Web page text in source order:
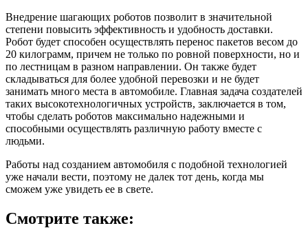
Внедрение шагающих роботов позволит в значительной
степени повысить эффективность и удобность доставки.
Робот будет способен осуществлять перенос пакетов весом до
20 килограмм, причем не только по ровной поверхности, но и
по лестницам в разном направлении. Он также будет
складываться для более удобной перевозки и не будет
занимать много места в автомобиле. Главная задача создателей
таких высокотехнологичных устройств, заключается в том,
чтобы сделать роботов максимально надежными и
способными осуществлять различную работу вместе с
людьми.
Работы над созданием автомобиля с подобной технологией
уже начали вести, поэтому не далек тот день, когда мы
сможем уже увидеть ее в свете.
Смотрите также: